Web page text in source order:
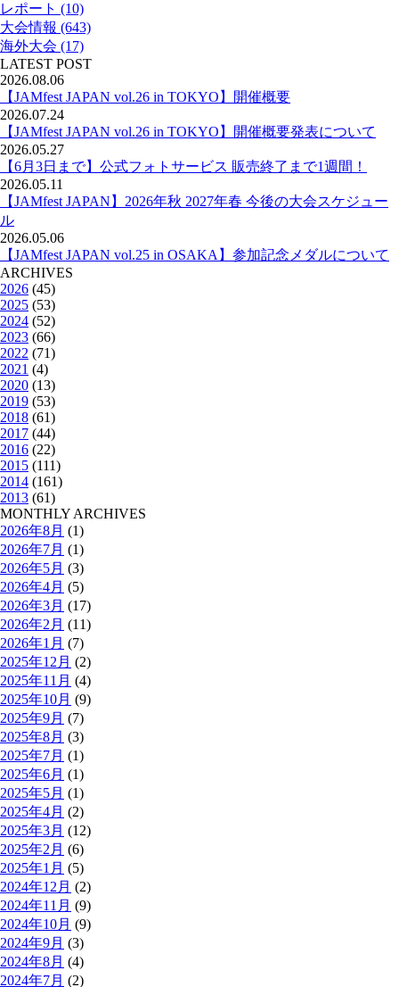
レポート (10)
大会情報 (643)
海外大会 (17)
LATEST POST
2026.08.06
【JAMfest JAPAN vol.26 in TOKYO】開催概要
2026.07.24
【JAMfest JAPAN vol.26 in TOKYO】開催概要発表について
2026.05.27
【6月3日まで】公式フォトサービス 販売終了まで1週間！
2026.05.11
【JAMfest JAPAN】2026年秋 2027年春 今後の大会スケジュー
ル
2026.05.06
【JAMfest JAPAN vol.25 in OSAKA】参加記念メダルについて
ARCHIVES
2026 (45)
2025 (53)
2024 (52)
2023 (66)
2022 (71)
2021 (4)
2020 (13)
2019 (53)
2018 (61)
2017 (44)
2016 (22)
2015 (111)
2014 (161)
2013 (61)
MONTHLY ARCHIVES
2026年8月 (1)
2026年7月 (1)
2026年5月 (3)
2026年4月 (5)
2026年3月 (17)
2026年2月 (11)
2026年1月 (7)
2025年12月 (2)
2025年11月 (4)
2025年10月 (9)
2025年9月 (7)
2025年8月 (3)
2025年7月 (1)
2025年6月 (1)
2025年5月 (1)
2025年4月 (2)
2025年3月 (12)
2025年2月 (6)
2025年1月 (5)
2024年12月 (2)
2024年11月 (9)
2024年10月 (9)
2024年9月 (3)
2024年8月 (4)
2024年7月 (2)